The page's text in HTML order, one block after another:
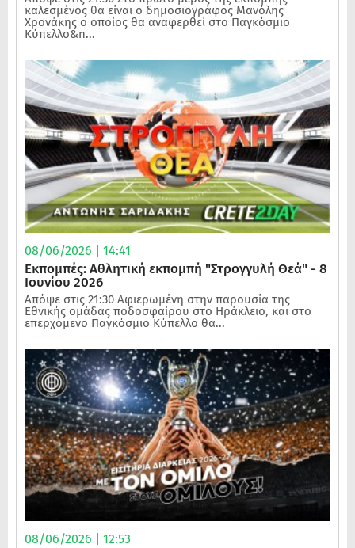
καλεσμένος θα είναι ο δημοσιογράφος Μανόλης
Χρονάκης ο οποίος θα αναφερθεί στο Παγκόσμιο
Κύπελλο&n...
08/06/2026 | 14:41
Εκπομπές: Αθλητική εκπομπή "Στρογγυλή Θεά" - 8
Ιουνίου 2026
Απόψε στις 21:30 Αφιερωμένη στην παρουσία της
Εθνικής ομάδας ποδοσφαίρου στο Ηράκλειο, και στο
επερχόμενο Παγκόσμιο Κύπελλο θα...
08/06/2026 | 12:53